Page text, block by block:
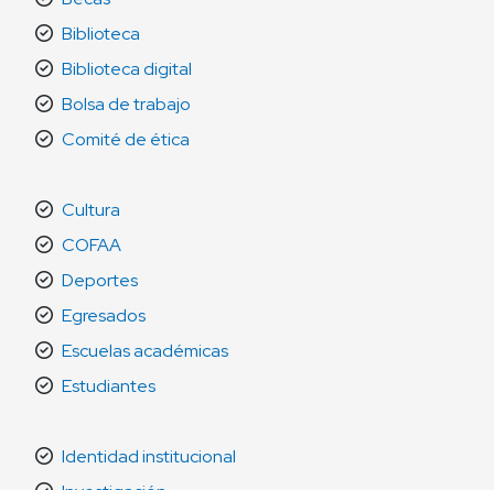
Biblioteca
Biblioteca digital
Bolsa de trabajo
Comité de ética
Cultura
COFAA
Deportes
Egresados
Escuelas académicas
Estudiantes
Identidad institucional